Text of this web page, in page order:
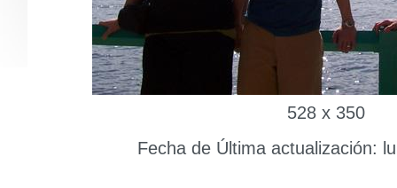
528 x 350
Fecha de Última actualización: